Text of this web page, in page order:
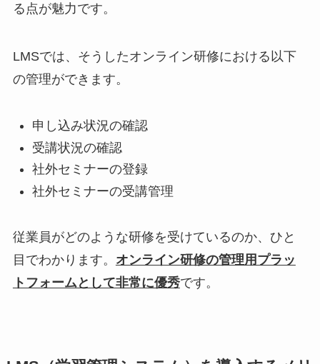
る点が魅力です。
LMSでは、そうしたオンライン研修における以下
の管理ができます。
申し込み状況の確認
受講状況の確認
社外セミナーの登録
社外セミナーの受講管理
従業員がどのような研修を受けているのか、ひと
目でわかります。 オンライン研修の管理用プラッ
トフォームとして非常に優秀です。